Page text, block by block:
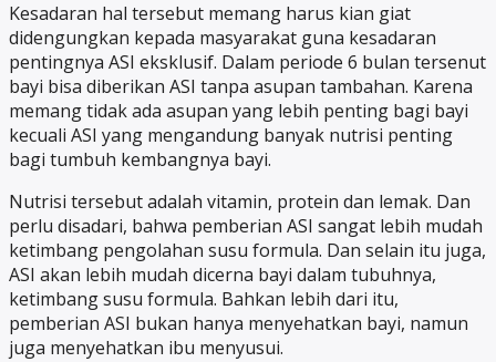
Kesadaran hal tersebut memang harus kian giat
didengungkan kepada masyarakat guna kesadaran
pentingnya ASI eksklusif. Dalam periode 6 bulan tersenut
bayi bisa diberikan ASI tanpa asupan tambahan. Karena
memang tidak ada asupan yang lebih penting bagi bayi
kecuali ASI yang mengandung banyak nutrisi penting
bagi tumbuh kembangnya bayi.
Nutrisi tersebut adalah vitamin, protein dan lemak. Dan
perlu disadari, bahwa pemberian ASI sangat lebih mudah
ketimbang pengolahan susu formula. Dan selain itu juga,
ASI akan lebih mudah dicerna bayi dalam tubuhnya,
ketimbang susu formula. Bahkan lebih dari itu,
pemberian ASI bukan hanya menyehatkan bayi, namun
juga menyehatkan ibu menyusui.